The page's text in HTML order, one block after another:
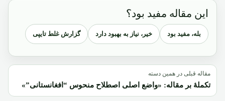
این مقاله مفید بود؟
بله، مفید بود خیر، نیاز به بهبود دارد گزارش غلط تایپی
مقاله قبلی در همین دسته
تکملۀ بر مقاله: «واضع اصلی اصطلاح منحوس “افغانستانی”»